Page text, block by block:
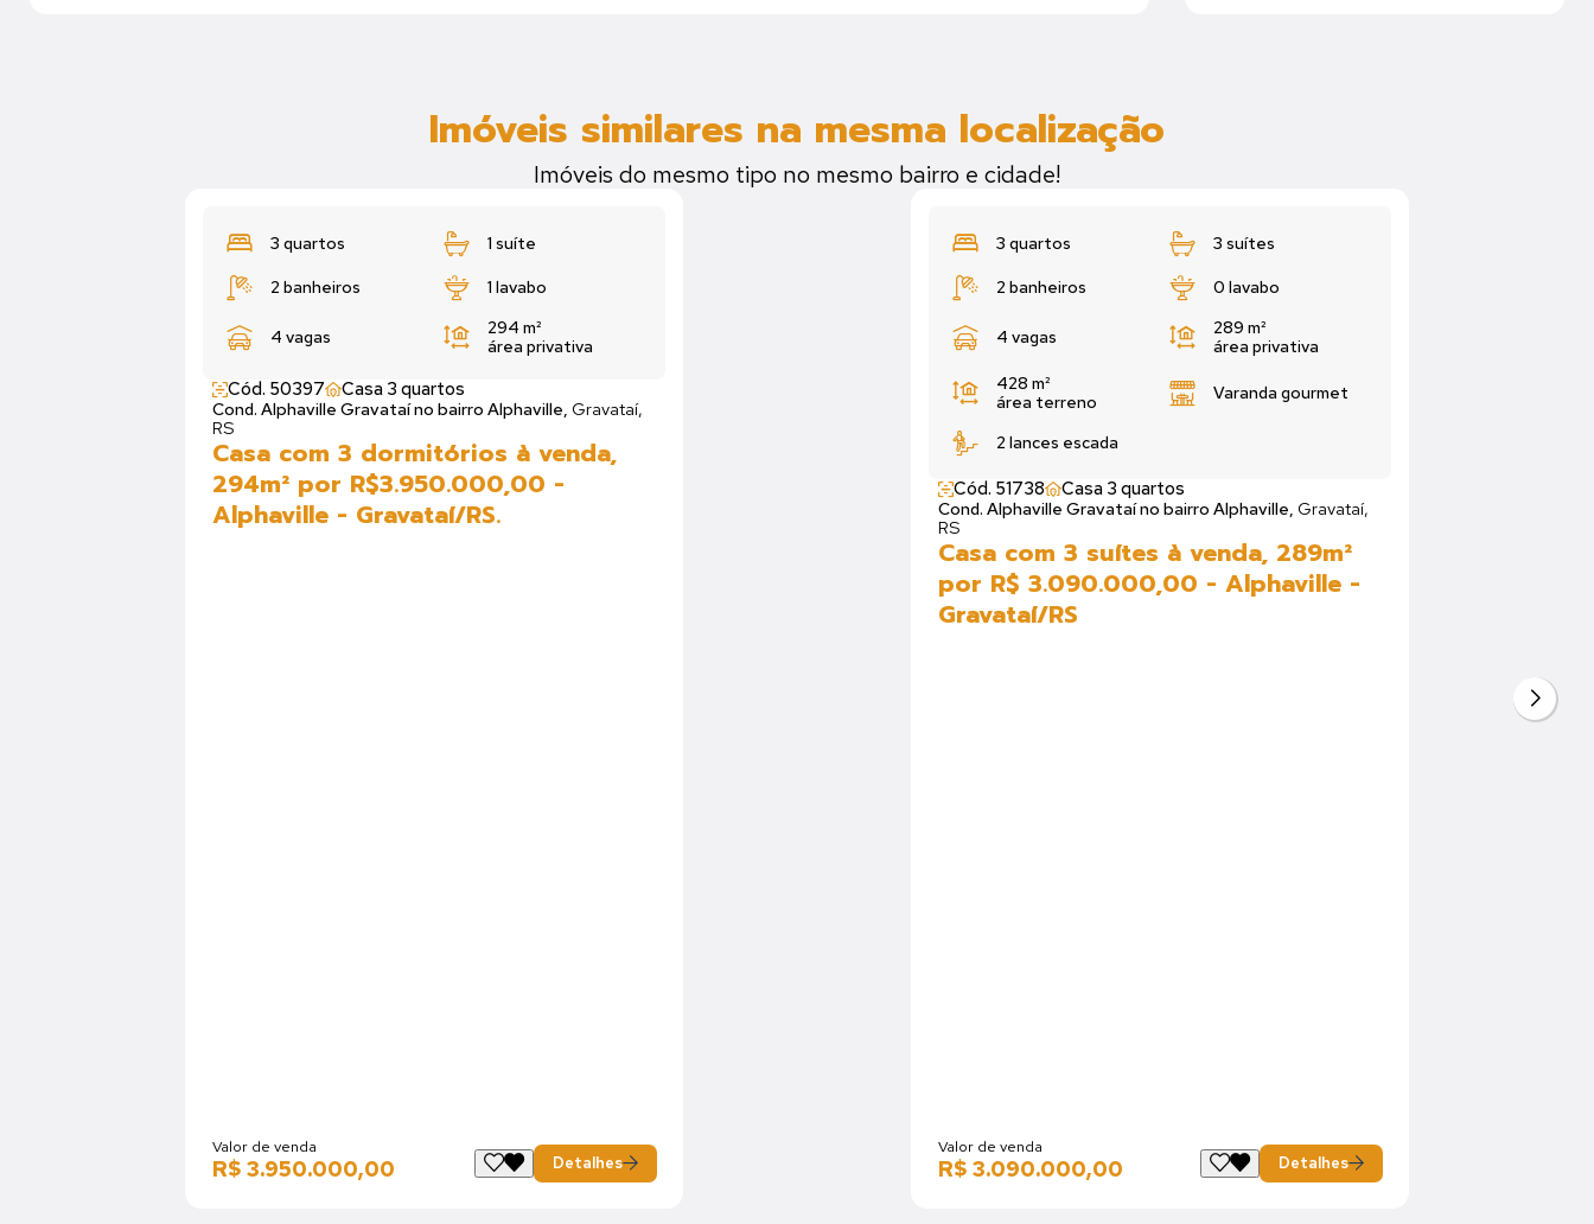
Imóveis similares na mesma localização
Imóveis do mesmo tipo no mesmo bairro e cidade!
3 quartos 1 suíte
2 banheiros 1 lavabo
4 vagas
294 m²
área privativa
Cód. 50397 Casa 3 quartos
Cond. Alphaville Gravataí no bairro Alphaville, Gravataí,
RS
Casa com 3 dormitórios à venda,
294m² por R$3.950.000,00 -
Alphaville - Gravataí/RS.
Valor de venda
R$ 3.950.000,00 Detalhes
3 quartos 3 suítes
2 banheiros 0 lavabo
4 vagas
289 m²
área privativa
428 m²
área terreno
Varanda gourmet
2 lances escada
Cód. 51738 Casa 3 quartos
Cond. Alphaville Gravataí no bairro Alphaville, Gravataí,
RS
Casa com 3 suítes à venda, 289m²
por R$ 3.090.000,00 - Alphaville -
Gravataí/RS
Valor de venda
R$ 3.090.000,00 Detalhes